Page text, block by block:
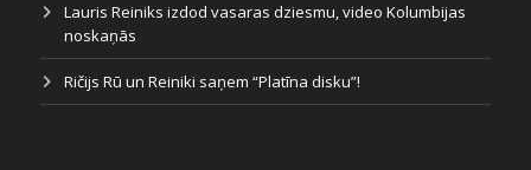
Lauris Reiniks izdod vasaras dziesmu, video Kolumbijas
noskaņās
Ričijs Rū un Reiniki saņem “Platīna disku”!